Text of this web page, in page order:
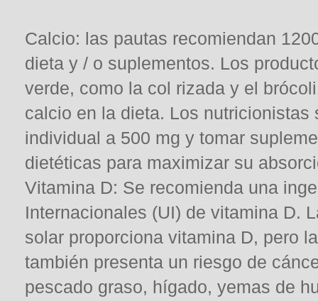
Calcio: las pautas recomiendan
dieta y / o suplementos. Los
verde, como la col rizada y el
calcio en la dieta. Los
individual a 500 mg y tomar
dietéticas para maximizar su
Vitamina D: Se recomienda una
Internacionales (UI) de vitamina D.
solar proporciona vitamina D, pero
también presenta un riesgo de
pescado graso, hígado, yemas de